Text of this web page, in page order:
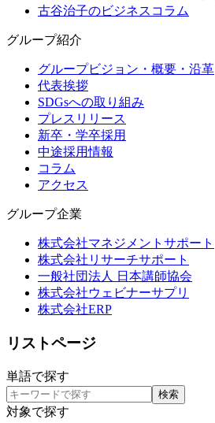
古谷治子のビジネスコラム
グループ紹介
グループビジョン・概要・沿革
代表挨拶
SDGsへの取り組み
プレスリリース
新卒・学卒採用
中途採用情報
コラム
アクセス
グループ企業
株式会社マネジメントサポート
株式会社リサーチサポート
一般社団法人 日本講師協会
株式会社ウェビナーサプリ
株式会社ERP
リストページ
単語で探す
検索
対象で探す